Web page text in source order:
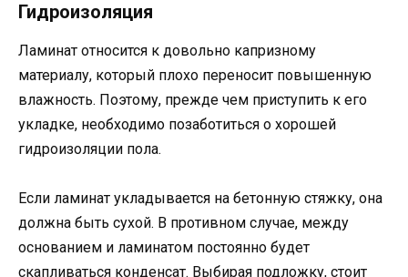
Гидроизоляция
Ламинат относится к довольно капризному
материалу, который плохо переносит повышенную
влажность. Поэтому, прежде чем приступить к его
укладке, необходимо позаботиться о хорошей
гидроизоляции пола.
Если ламинат укладывается на бетонную стяжку, она
должна быть сухой. В противном случае, между
основанием и ламинатом постоянно будет
скапливаться конденсат. Выбирая подложку, стоит